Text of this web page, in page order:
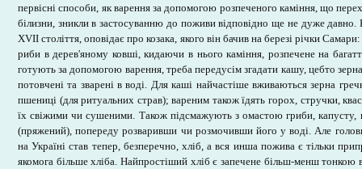
первісні способи, як варення за допомогою розпеченого каміння, що
білизни, зникли в застосуванню до поживи відповідно ще не дуже давно.
XVII століття, оповідає про козака, якого він бачив на березі річки
риби в дерев'яному ковші, кидаючи в нього каміння, розпечене на
готують за допомогою варення, треба передусім згадати кашу, цебто
потовчені та зварені в воді. Для каші найчастіше вживаються зерна
пшениці (для ритуальних страв); вареним також їдять горох, стручки,
їх свіжими чи сушеними. Також підсмажують з омастою гриби, капусту,
(пряжений), попереду розваривши чи розмочивши його у воді. Але
на Україні став тепер, безперечно, хліб, а вся инша пожива є тільки
якомога більше хліба. Найпростіший хліб є запечене більш-менш тонкою